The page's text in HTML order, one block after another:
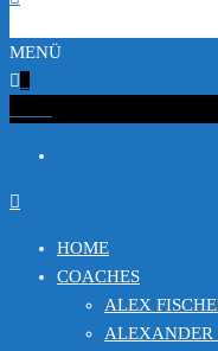
MENÜ
HOME
COACHES
ALEX
ALEXANDER